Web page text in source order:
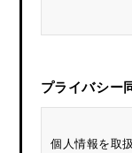
プライバシー
個人情報を取